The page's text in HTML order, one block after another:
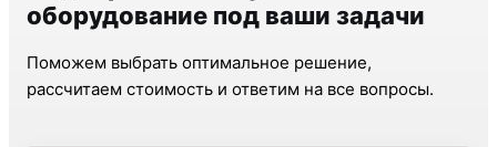
оборудование под ваши задачи
Поможем выбрать оптимальное решение,
рассчитаем стоимость и ответим на все вопросы.